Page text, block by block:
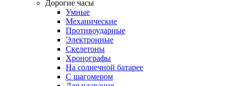
Дорогие часы
Умные
Механические
Противоударные
Электронные
Скелетоны
Хронографы
На солнечной батарее
С шагомером